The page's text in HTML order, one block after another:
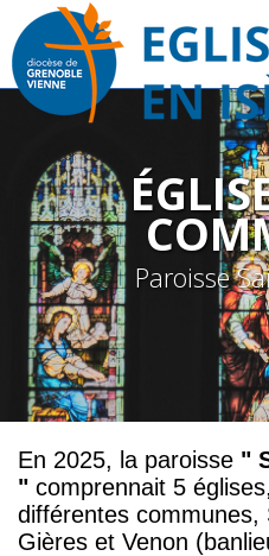
Paroisse
En 2025, la paroisse "
" comprennait 5
différentes communes,
Gières et Venon (